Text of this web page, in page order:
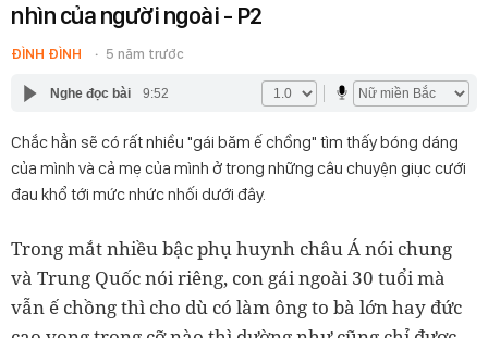
nhìn của người ngoài - P2
ĐÌNH ĐÌNH 5 năm trước
Nghe đọc bài 9:52
Chắc hẳn sẽ có rất nhiều "gái băm ế chồng" tìm thấy bóng dáng
của mình và cả mẹ của mình ở trong những câu chuyện giục cưới
đau khổ tới mức nhức nhối dưới đây.
Trong mắt nhiều bậc phụ huynh châu Á nói chung
và Trung Quốc nói riêng, con gái ngoài 30 tuổi mà
vẫn ế chồng thì cho dù có làm ông to bà lớn hay đức